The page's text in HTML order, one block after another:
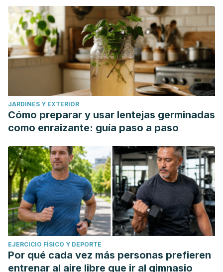
JARDINES Y EXTERIOR
Cómo preparar y usar lentejas germinadas
como enraizante: guía paso a paso
EJERCICIO FÍSICO Y DEPORTE
Por qué cada vez más personas prefieren
entrenar al aire libre que ir al gimnasio